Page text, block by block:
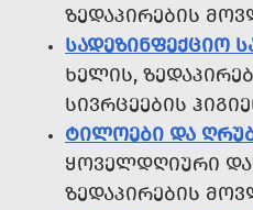
ᲖᲔᲓᲐᲞᲘᲠᲔᲑᲘᲡ
ᲡᲐᲓᲔᲖᲘᲜᲤᲔᲥᲪᲘᲝ
ᲮᲔᲚᲘᲡ,
ᲡᲘᲕᲠᲪᲔᲔᲑᲘᲡ
ᲢᲘᲚᲝᲔᲑᲘ ᲓᲐ
ᲧᲝᲕᲔᲚᲓᲦᲘᲣᲠᲘ
ᲖᲔᲓᲐᲞᲘᲠᲔᲑᲘᲡ